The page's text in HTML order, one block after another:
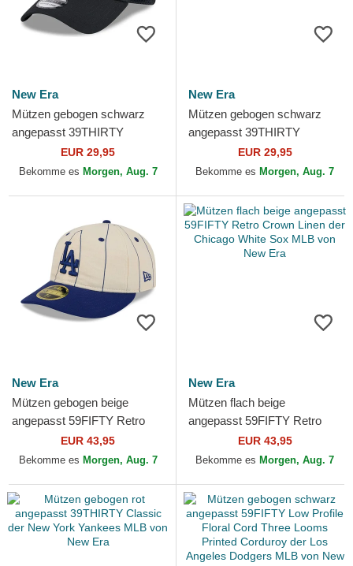
New Era
Mützen gebogen schwarz
angepasst 39THIRTY
Evergreen Neo der New York
Yankees MLB von New Era
EUR 29,95
Bekomme es Morgen, Aug. 7
New Era
Mützen gebogen schwarz
angepasst 39THIRTY
Evergreen Neo der Chicago
Bulls NBA von New Era
EUR 29,95
Bekomme es Morgen, Aug. 7
New Era
Mützen gebogen beige
angepasst 59FIFTY Retro
Crown Linen der Los Angeles
Dodgers MLB von New Era
EUR 43,95
Bekomme es Morgen, Aug. 7
New Era
Mützen flach beige
angepasst 59FIFTY Retro
Crown Linen der Chicago
White Sox MLB von New Era
EUR 43,95
Bekomme es Morgen, Aug. 7